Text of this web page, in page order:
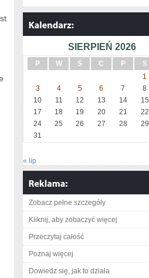
SIERPIEŃ 2026
P W Ś C P S
1
3
4 5 6 7 8
10
11 12 13 14 15
17
18 19 20 21 22
24
25 26 27 28 29
31
« lip
Zobacz pełne szczegóły
Kliknij, aby zobaczyć więcej
Przeczytaj całość
Poznaj więcej
Dowiedz się, jak to działa